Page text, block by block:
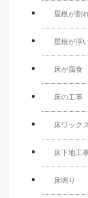
屋根が割
屋根が浮
床が腐食
床の工事
床ワック
床下地工
床鳴り